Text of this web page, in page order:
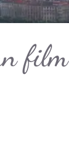
film